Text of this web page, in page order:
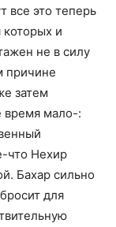
все это теперь
которых и
не в силу
причине
затем
время мало-:
что Нехир
Бахар сильно
для